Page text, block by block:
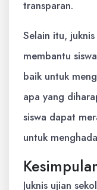
transparan.
Selain itu,
membantu
baik untuk
apa yang
siswa dapat
untuk
Juknis ujian